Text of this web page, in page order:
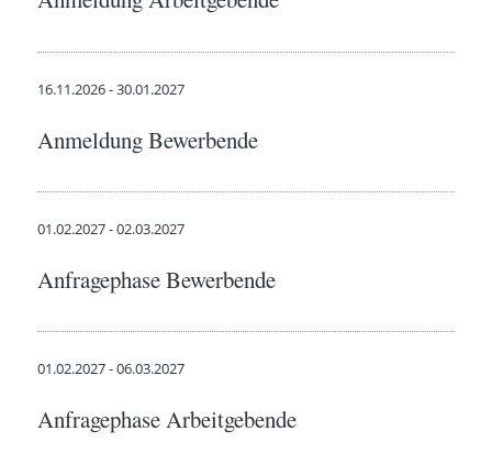
16.11.2026 - 30.01.2027
Anmeldung Bewerbende
01.02.2027 - 02.03.2027
Anfragephase Bewerbende
01.02.2027 - 06.03.2027
Anfragephase Arbeitgebende